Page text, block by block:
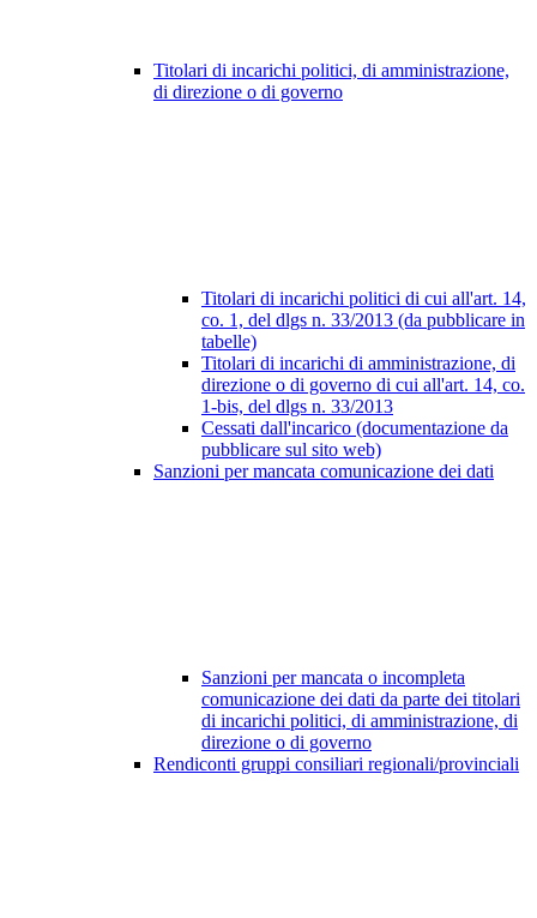
Titolari di incarichi politici, di amministrazione,
di direzione o di governo
Titolari di incarichi politici di cui all'art. 14,
co. 1, del dlgs n. 33/2013 (da pubblicare in
tabelle)
Titolari di incarichi di amministrazione, di
direzione o di governo di cui all'art. 14, co.
1-bis, del dlgs n. 33/2013
Cessati dall'incarico (documentazione da
pubblicare sul sito web)
Sanzioni per mancata comunicazione dei dati
Sanzioni per mancata o incompleta
comunicazione dei dati da parte dei titolari
di incarichi politici, di amministrazione, di
direzione o di governo
Rendiconti gruppi consiliari regionali/provinciali